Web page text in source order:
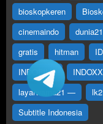
bioskopkeren
cinemaindo
dunia21
gratis
hitman
INDOFILM
layarwarna21 —
Subtitle Indonesia